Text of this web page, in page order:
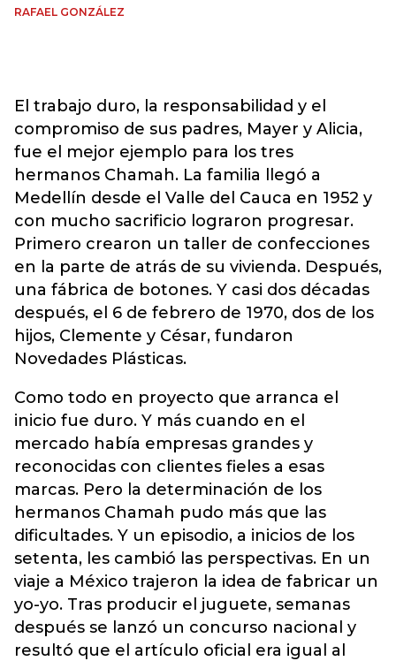
RAFAEL GONZÁLEZ
El trabajo duro, la responsabilidad y el
compromiso de sus padres, Mayer y Alicia,
fue el mejor ejemplo para los tres
hermanos Chamah. La familia llegó a
Medellín desde el Valle del Cauca en 1952 y
con mucho sacrificio lograron progresar.
Primero crearon un taller de confecciones
en la parte de atrás de su vivienda. Después,
una fábrica de botones. Y casi dos décadas
después, el 6 de febrero de 1970, dos de los
hijos, Clemente y César, fundaron
Novedades Plásticas.
Como todo en proyecto que arranca el
inicio fue duro. Y más cuando en el
mercado había empresas grandes y
reconocidas con clientes fieles a esas
marcas. Pero la determinación de los
hermanos Chamah pudo más que las
dificultades. Y un episodio, a inicios de los
setenta, les cambió las perspectivas. En un
viaje a México trajeron la idea de fabricar un
yo-yo. Tras producir el juguete, semanas
después se lanzó un concurso nacional y
resultó que el artículo oficial era igual al